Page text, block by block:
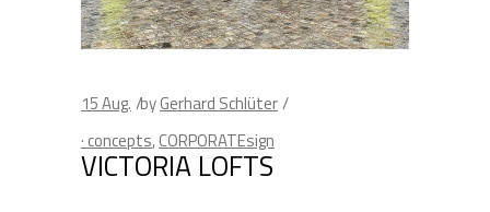
15Aug. byGerhard Schlüter
· concepts,CORPORATEsign
VICTORIA LOFTS